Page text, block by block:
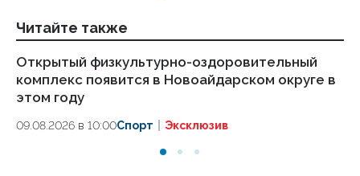
Читайте также
Открытый физкультурно-оздоровительный
комплекс появится в Новоайдарском округе в
этом году
09.08.2026 в 10:00Спорт Эксклюзив